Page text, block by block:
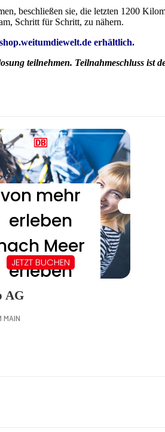
beschließen sie, die letzten 1200
Schritt für Schritt, zu nähern.
erhältlich.
teilnehmen. Teilnahmeschluss ist